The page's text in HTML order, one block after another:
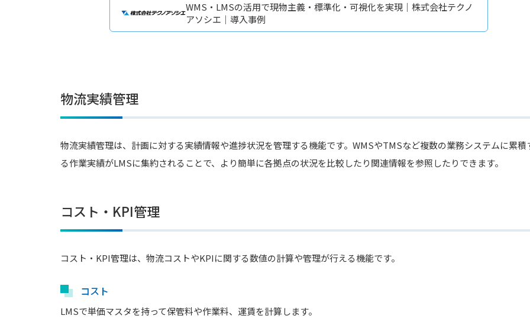
WMS・LMSの活用で現物主義・標準化・可視化を実現｜株式会社テクノ
アソシエ｜導入事例
物流実績管理
物流実績管理は、計画に対する実績情報や進捗状況を管理する機能です。WMSやTMSなど複数の業務システムに累積
る作業実績がLMSに集約されることで、より簡単に各拠点の状況を比較したり関連情報を参照したりできます。
コスト・KPI管理
コスト・KPI管理は、物流コストやKPIに関する数値の計算や管理が行える機能です。
コスト
LMSで単価マスタを持って保管料や作業料、運賃を計算します。